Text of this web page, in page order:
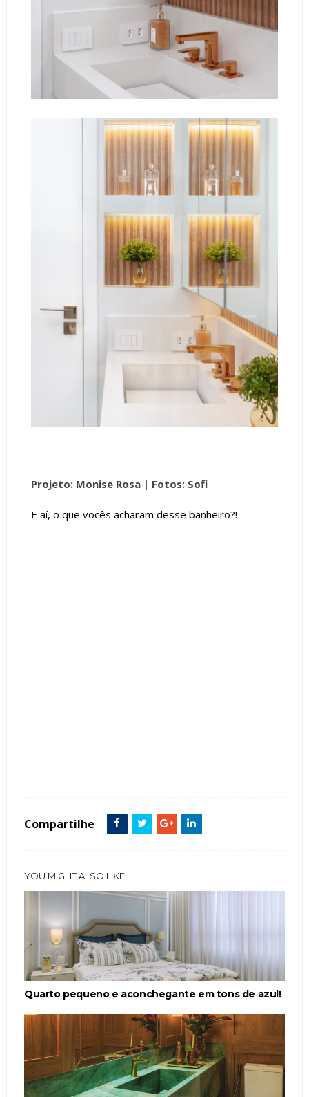
Projeto: Monise Rosa | Fotos: Sofi
E aí, o que vocês acharam desse banheiro?!
Compartilhe
YOU MIGHT ALSO LIKE
Quarto pequeno e aconchegante em tons de azul!